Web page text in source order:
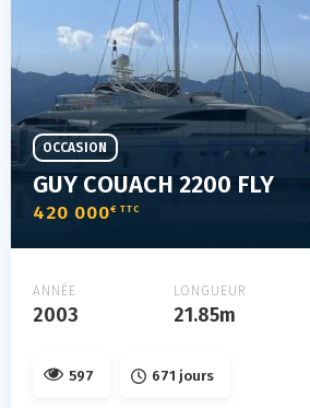
GUY COUACH 2200 FLY
420 000€ TTC
OCCASION
ANNÉE
2003
LONGUEUR
21.85m
597 671 jours